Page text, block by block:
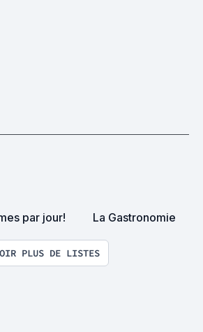
par jour! La Gastronomie
PLUS DE LISTES